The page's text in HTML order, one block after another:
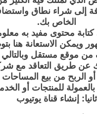
إلى شراء نطاق
الخاص بك.
محتوى مفيد به
ويمكن الاستعانة هنا
موقع مستقل
عن طريق التعاقد مع
أو الربح من بيع المساحات
بالعمولة للمنتجات أو
ثانيا: إنشاء قناة يوتيوب